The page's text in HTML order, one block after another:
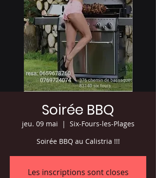
Soirée BBQ
jeu. 09 mai
  |
Six-Fours-les-Plages
Soirée BBQ au Calistria !!!
Les inscriptions sont closes